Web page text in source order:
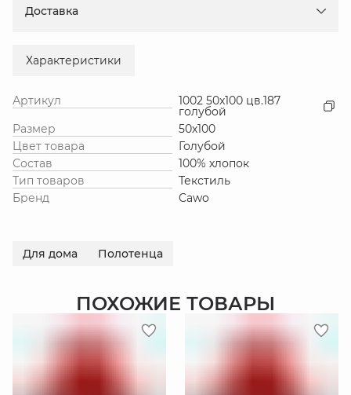
Доставка
Характеристики
Артикул 1002 50x100 цв.187
голубой
Размер
50х100
Цвет товара
Голубой
Состав
100% хлопок
Тип товаров
Текстиль
Бренд
Cawo
Для дома Полотенца
ПОХОЖИЕ ТОВАРЫ